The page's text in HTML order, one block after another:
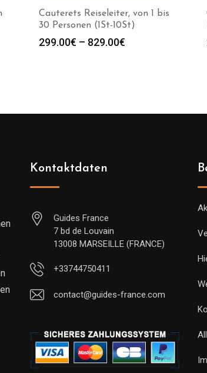
Cauterets Reiseleiter, von 1 bis
30 Personen (1St-10St)
299.00€ – 829.00€
Kontaktdaten
Guides France
7 bd de Louvain
13008 MARSEILLE (FRANCE)
+33744750411
contact@guides-france.com